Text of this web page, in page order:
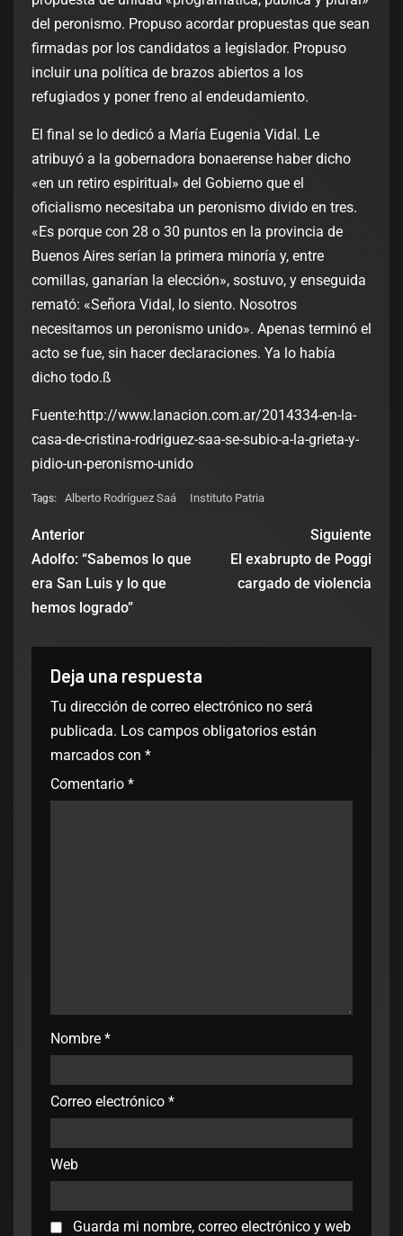
del peronismo. Propuso acordar propuestas que sean
firmadas por los candidatos a legislador. Propuso
incluir una política de brazos abiertos a los
refugiados y poner freno al endeudamiento.
El final se lo dedicó a María Eugenia Vidal. Le
atribuyó a la gobernadora bonaerense haber dicho
«en un retiro espiritual» del Gobierno que el
oficialismo necesitaba un peronismo divido en tres.
«Es porque con 28 o 30 puntos en la provincia de
Buenos Aires serían la primera minoría y, entre
comillas, ganarían la elección», sostuvo, y enseguida
remató: «Señora Vidal, lo siento. Nosotros
necesitamos un peronismo unido». Apenas terminó el
acto se fue, sin hacer declaraciones. Ya lo había
dicho todo.ß
Fuente:http://www.lanacion.com.ar/2014334-en-la-
casa-de-cristina-rodriguez-saa-se-subio-a-la-grieta-y-
pidio-un-peronismo-unido
Tags: Alberto Rodríguez Saá Instituto Patria
Anterior
Adolfo: “Sabemos lo que
era San Luis y lo que
hemos logrado”
Siguiente
El exabrupto de Poggi
cargado de violencia
Deja una respuesta
Tu dirección de correo electrónico no será
publicada. Los campos obligatorios están
marcados con *
Comentario *
Nombre *
Correo electrónico *
Web
Guarda mi nombre, correo electrónico y web